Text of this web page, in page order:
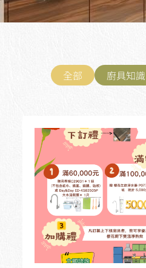
廚具知識
全部